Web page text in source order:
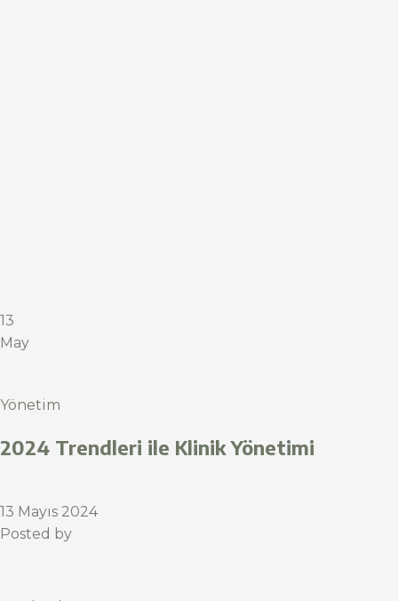
13
May
Yönetim
2024 Trendleri ile Klinik Yönetimi
13 Mayıs 2024
Posted by